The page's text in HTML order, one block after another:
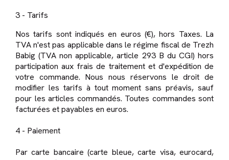
3 - Tarifs
Nos tarifs sont indiqués en euros (€), hors Taxes. La
TVA n'est pas applicable dans le régime fiscal de Trezh
Babig (TVA non applicable, article 293 B du CGI) hors
participation aux frais de traitement et d'expédition de
votre commande. Nous nous réservons le droit de
modifier les tarifs à tout moment sans préavis, sauf
pour les articles commandés. Toutes commandes sont
facturées et payables en euros.
4 - Paiement
Par carte bancaire (carte bleue, carte visa, eurocard,